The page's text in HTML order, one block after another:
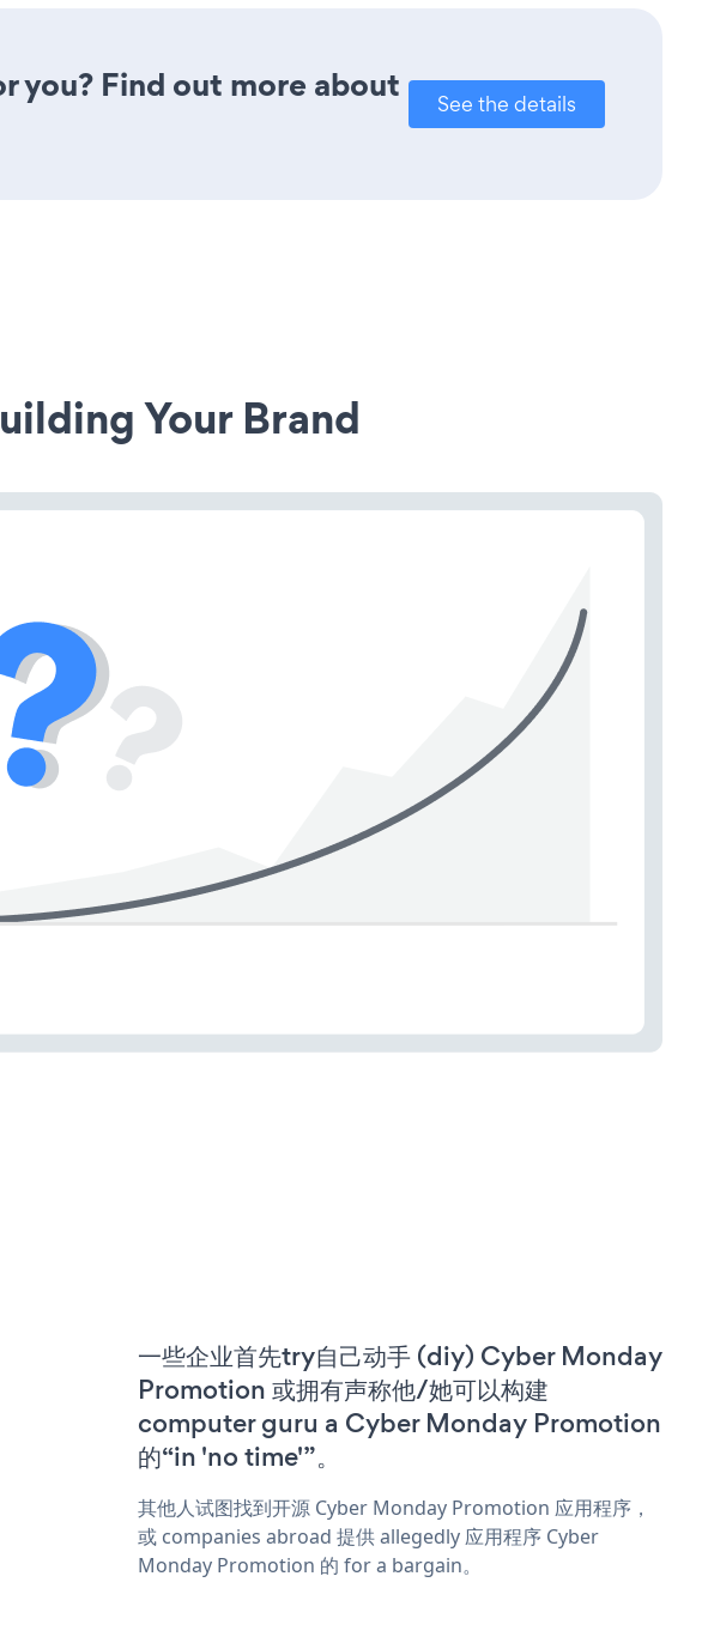
you? Find out more about
See the details
Your Brand
一些企业首先try自己动手 (diy) Cyber Monday
Promotion 或拥有声称他/她可以构建
computer guru a Cyber Monday Promotion
的“in 'no time'”。
其他人试图找到开源 Cyber Monday Promotion 应用程序，
或 companies abroad 提供 allegedly 应用程序 Cyber
Monday Promotion 的 for a bargain。